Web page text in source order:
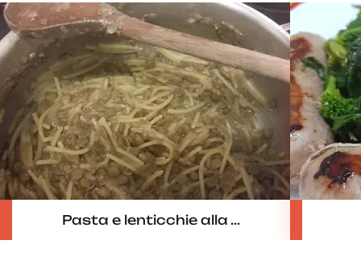
Pasta e lenticchie alla ...